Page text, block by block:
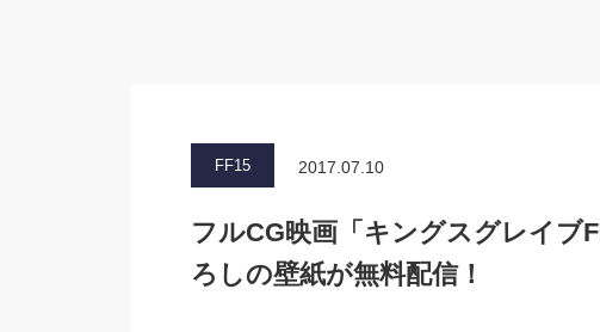
FF15 2017.07.10
フルCG映画「キングスグレイブ
ろしの壁紙が無料配信！